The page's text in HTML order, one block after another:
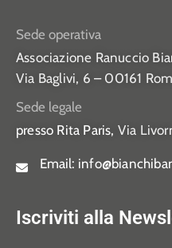
Sede operativa
Associazione Ranuccio
Via Baglivi, 6 – 00161
Sede legale
presso Rita Paris, Via
Email:
Iscriviti alla